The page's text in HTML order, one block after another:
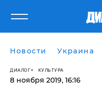
Новости Украина
ДИАЛОГ КУЛЬТУРА
8 ноября 2019, 16:16